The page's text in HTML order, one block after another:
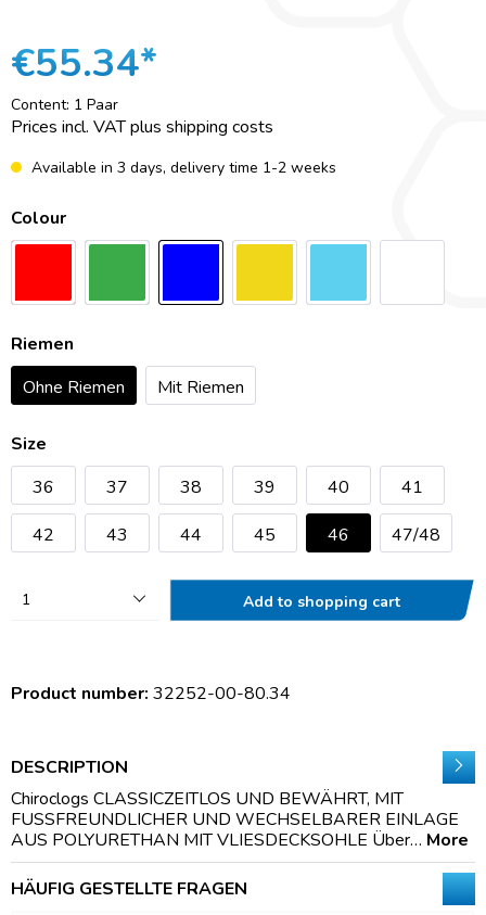
€55.34*
Content: 1 Paar
Prices incl. VAT plus shipping costs
Available in 3 days, delivery time 1-2 weeks
Colour
Riemen
Ohne Riemen
Mit Riemen
Size
36
37 38 39 40
41
42
43 44 45 46 47/48
1 Add to shopping cart
Product number: 32252-00-80.34
DESCRIPTION
Chiroclogs CLASSICZEITLOS UND BEWÄHRT, MIT
FUSSFREUNDLICHER UND WECHSELBARER EINLAGE
AUS POLYURETHAN MIT VLIESDECKSOHLE Über… More
HÄUFIG GESTELLTE FRAGEN